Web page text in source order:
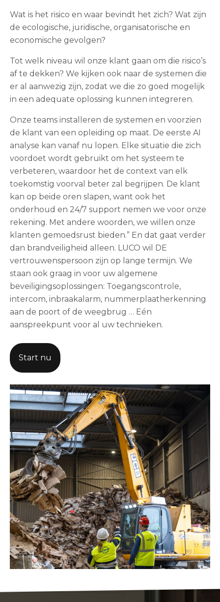
Wat is het risico en waar bevindt het zich? Wat zijn
de ecologische, juridische, organisatorische en
economische gevolgen?
Tot welk niveau wil onze klant gaan om die risico’s
af te dekken? We kijken ook naar de systemen die
er al aanwezig zijn, zodat we die zo goed mogelijk
in een adequate oplossing kunnen integreren.
Onze teams installeren de systemen en voorzien
de klant van een opleiding op maat. De eerste AI
analyse kan vanaf nu lopen. Elke situatie die zich
voordoet wordt gebruikt om het systeem te
verbeteren, waardoor het de context van elk
toekomstig voorval beter zal begrijpen. De klant
kan op beide oren slapen, want ook het
onderhoud en 24/7 support nemen we voor onze
rekening. Met andere woorden, we willen onze
klanten gemoedsrust bieden.” En dat gaat verder
dan brandveiligheid alleen. LUCO wil DE
vertrouwenspersoon zijn op lange termijn. We
staan ook graag in voor uw algemene
beveiligingsoplossingen: Toegangscontrole,
intercom, inbraakalarm, nummerplaatherkenning
aan de poort of de weegbrug … Eén
aanspreekpunt voor al uw technieken.
Start nu